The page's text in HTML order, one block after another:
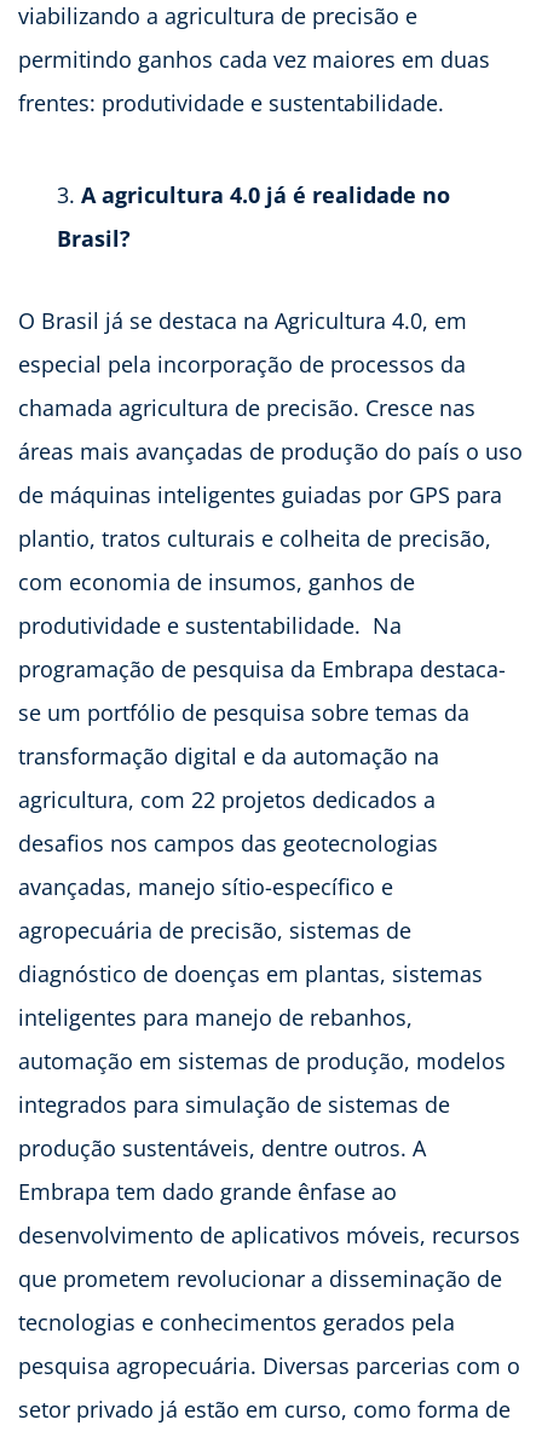
viabilizando a agricultura de precisão e
permitindo ganhos cada vez maiores em duas
frentes: produtividade e sustentabilidade.
A agricultura 4.0 já é realidade no
Brasil?
O Brasil já se destaca na Agricultura 4.0, em
especial pela incorporação de processos da
chamada agricultura de precisão. Cresce nas
áreas mais avançadas de produção do país o uso
de máquinas inteligentes guiadas por GPS para
plantio, tratos culturais e colheita de precisão,
com economia de insumos, ganhos de
produtividade e sustentabilidade. Na
programação de pesquisa da Embrapa destaca-
se um portfólio de pesquisa sobre temas da
transformação digital e da automação na
agricultura, com 22 projetos dedicados a
desafios nos campos das geotecnologias
avançadas, manejo sítio-específico e
agropecuária de precisão, sistemas de
diagnóstico de doenças em plantas, sistemas
inteligentes para manejo de rebanhos,
automação em sistemas de produção, modelos
integrados para simulação de sistemas de
produção sustentáveis, dentre outros. A
Embrapa tem dado grande ênfase ao
desenvolvimento de aplicativos móveis, recursos
que prometem revolucionar a disseminação de
tecnologias e conhecimentos gerados pela
pesquisa agropecuária. Diversas parcerias com o
setor privado já estão em curso, como forma de